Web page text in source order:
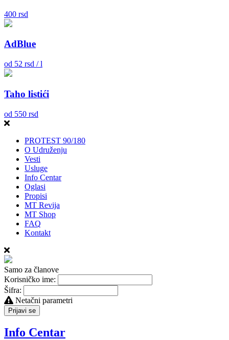
400 rsd
AdBlue
od 52 rsd / l
Taho listići
od 550 rsd
PROTEST 90/180
O Udruženju
Vesti
Usluge
Info Centar
Oglasi
Propisi
MT Revija
MT Shop
FAQ
Kontakt
Samo za članove
Korisničko ime:
Šifra:
Netačni parametri
Prijavi se
Info Centar